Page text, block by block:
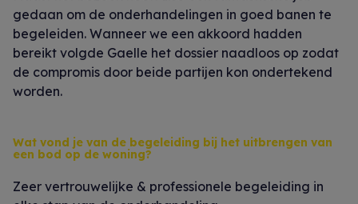
gedaan om de onderhandelingen in goed banen te
begeleiden. Wanneer we een akkoord hadden
bereikt volgde Gaelle het dossier naadloos op zodat
de compromis door beide partijen kon ondertekend
worden.
Wat vond je van de begeleiding bij het uitbrengen van
een bod op de woning?
Zeer vertrouwelijke & professionele begeleiding in